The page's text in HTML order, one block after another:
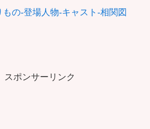
もの-登場人物-キャスト-相関図
スポンサーリンク